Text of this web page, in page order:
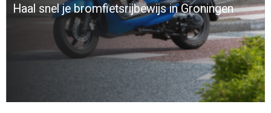
Haal snel je bromfietsrijbewijs in Groningen